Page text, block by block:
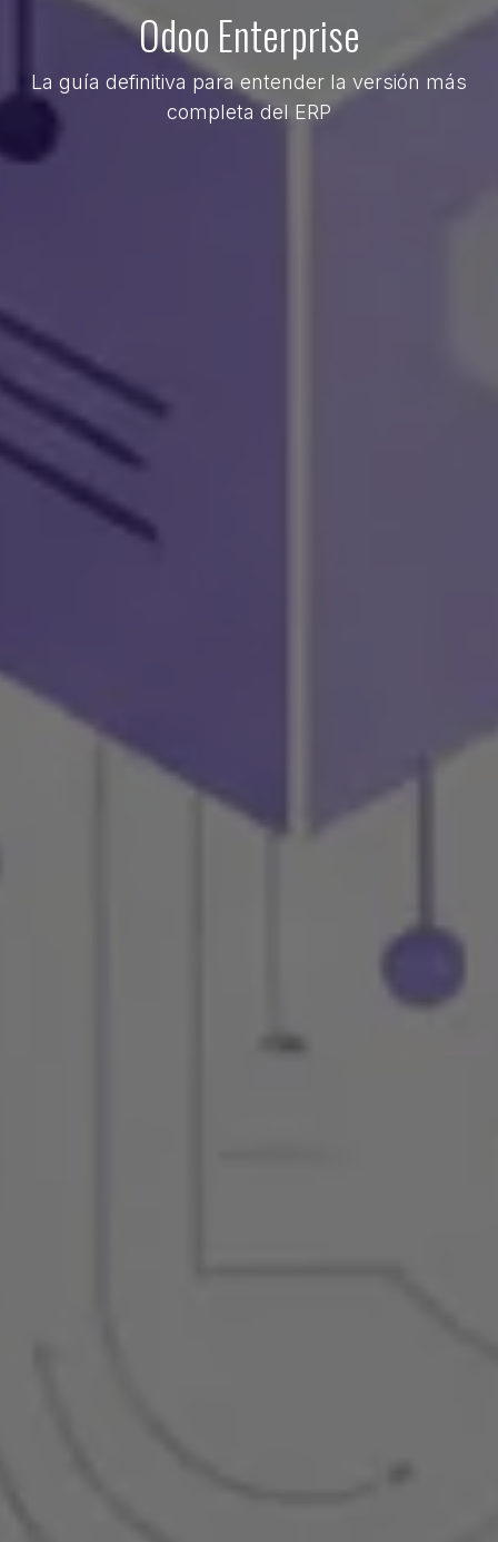
Odoo Enterprise
La guía definitiva para entender la versión más
completa del ERP